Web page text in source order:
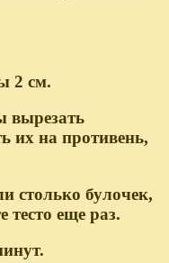
2 см.
вырезать
их на противень,
столько булочек,
тесто еще раз.